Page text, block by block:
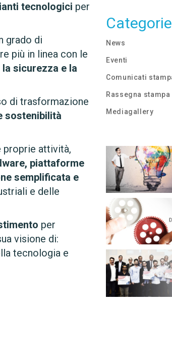
tecnologici per
grado di
più in linea con le
la sicurezza e la
di trasformazione
sostenibilità
proprie attività,
piattaforme
semplificata e
e delle
per
visione di:
tecnologia e
Categorie
News
Eventi
Comunicati
Rassegna stampa
Mediagallery